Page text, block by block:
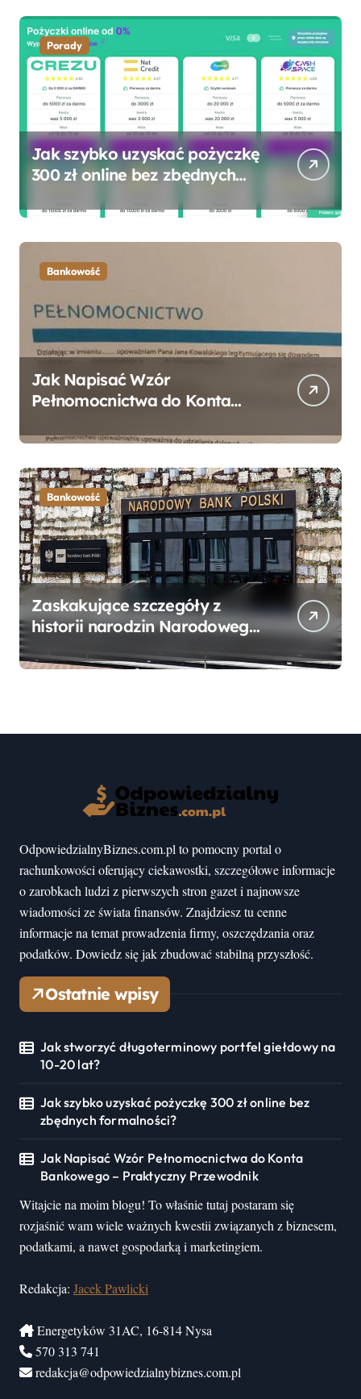
Porady
Jak szybko uzyskać pożyczkę
300 zł online bez zbędnych
Bankowość
Jak Napisać Wzór
Pełnomocnictwa do Konta
Przewodnik
Bankowość
Zaskakujące szczegóły z
historii narodzin Narodowego
mogłeś nie wiedzieć
OdpowiedzialnyBiznes.com.pl to pomocny portal o
rachunkowości oferujący ciekawostki, szczegółowe informacje
o zarobkach ludzi z pierwszych stron gazet i najnowsze
wiadomości ze świata finansów. Znajdziesz tu cenne
informacje na temat prowadzenia firmy, oszczędzania oraz
podatków. Dowiedz się jak zbudować stabilną przyszłość.
Ostatnie wpisy
Jak stworzyć długoterminowy portfel giełdowy na
10-20 lat?
Jak szybko uzyskać pożyczkę 300 zł online bez
zbędnych formalności?
Jak Napisać Wzór Pełnomocnictwa do Konta
Bankowego – Praktyczny Przewodnik
Witajcie na moim blogu! To właśnie tutaj postaram się
rozjaśnić wam wiele ważnych kwestii związanych z biznesem,
podatkami, a nawet gospodarką i marketingiem.
Redakcja: Jacek Pawlicki
Energetyków 31AC, 16-814 Nysa
570 313 741
redakcja@odpowiedzialnybiznes.com.pl